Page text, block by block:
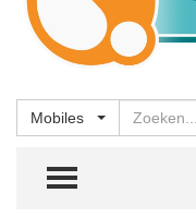
Mobiles
TOGGLE